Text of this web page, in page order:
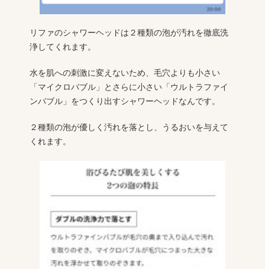
リファのシャワーヘッドは２種類の泡が汚れを徹底洗
浄してくれます。
水を肌への刺激に変えないため、毛穴よりも小さい
「マイクロバブル」とさらに小さい「ウルトラファイ
ンバブル」をつくり出すシャワーヘッドなんです。
２種類の泡が優しく汚れを落とし、うるおいを与えて
くれます。